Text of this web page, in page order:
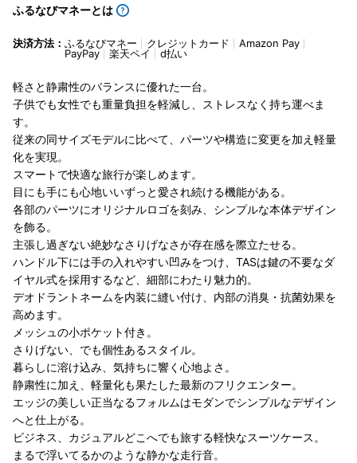
ふるなびマネーとは
決済方法： ふるなびマネー クレジットカード
Amazon Pay
PayPay
楽天ペイ d払い
軽さと静粛性のバランスに優れた一台。
子供でも女性でも重量負担を軽減し、ストレスなく持ち運べま
す。
従来の同サイズモデルに比べて、パーツや構造に変更を加え軽量
化を実現。
スマートで快適な旅行が楽しめます。
目にも手にも心地いいずっと愛され続ける機能がある。
各部のパーツにオリジナルロゴを刻み、シンプルな本体デザイン
を飾る。
主張し過ぎない絶妙なさりげなさが存在感を際立たせる。
ハンドル下には手の入れやすい凹みをつけ、TASは鍵の不要なダ
イヤル式を採用するなど、細部にわたり魅力的。
デオドラントネームを内装に縫い付け、内部の消臭・抗菌効果を
高めます。
メッシュの小ポケット付き。
さりげない、でも個性あるスタイル。
暮らしに溶け込み、気持ちに響く心地よさ。
静粛性に加え、軽量化も果たした最新のフリクエンター。
エッジの美しい正当なるフォルムはモダンでシンプルなデザイン
へと仕上がる。
ビジネス、カジュアルどこへでも旅する軽快なスーツケース。
まるで浮いてるかのような静かな走行音。